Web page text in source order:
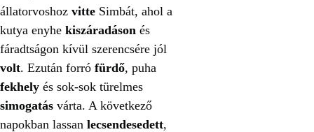
állatorvoshoz vitte Simbát, ahol a
kutya enyhe kiszáradáson és
fáradtságon kívül szerencsére jól
volt. Ezután forró fürdő, puha
fekhely és sok-sok türelmes
simogatás várta. A következő
napokban lassan lecsendesedett,